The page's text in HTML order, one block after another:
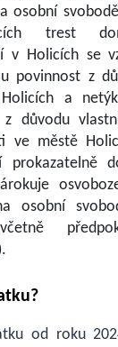
osobní
trest
v Holicích se
povinnost z
a
z důvodu
ve městě
prokazatelně
osobní
od roku